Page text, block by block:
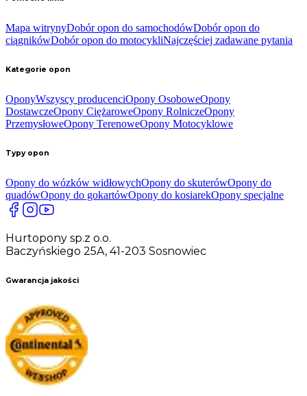
Mapa witrynyDobór opon do samochodówDobór opon do
ciągnikówDobór opon do motocykliNajczęściej zadawane pytania
Kategorie opon
OponyWszyscy producenciOpony OsoboweOpony
DostawczeOpony CiężaroweOpony RolniczeOpony
PrzemysłoweOpony TerenoweOpony Motocyklowe
Typy opon
Opony do wózków widłowychOpony do skuterówOpony do
quadówOpony do gokartówOpony do kosiarekOpony specjalne
Hurtopony sp.z o.o.
Baczyńskiego 25A, 41-203 Sosnowiec
Gwarancja jakości